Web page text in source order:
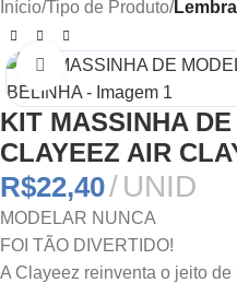
Início Tipo de Produto
Clique para ampliar
KIT MASSINHA
CLAYEEZ AIR
R$22,40 UNID
MODELAR NUNCA
FOI TÃO DIVERTIDO!
A Clayeez reinventa o jeito